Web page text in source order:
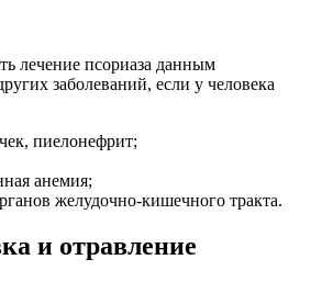
лечение псориаза данным
заболеваний, если у человека
пиелонефрит;
анемия;
желудочно-кишечного тракта.
и отравление